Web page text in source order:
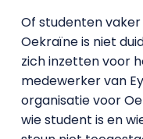
Of studenten
Oekraïne is niet
zich inzetten voor
medewerker van
organisatie voor
wie student is en